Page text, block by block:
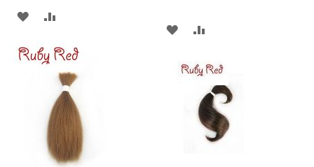
ADICIONAR
LISTA
DESEJOS
COMPARAR
ADICIONAR
LISTA
DESEJOS
COMPARAR